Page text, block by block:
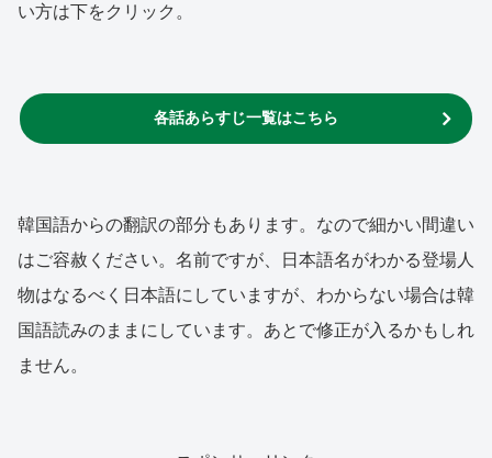
い方は下をクリック。
各話あらすじ一覧はこちら
韓国語からの翻訳の部分もあります。なので細かい間違い
はご容赦ください。名前ですが、日本語名がわかる登場人
物はなるべく日本語にしていますが、わからない場合は韓
国語読みのままにしています。あとで修正が入るかもしれ
ません。